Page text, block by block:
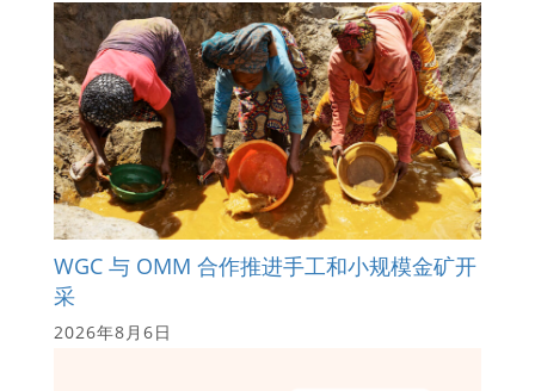
WGC 与 OMM 合作推进手工和小规模金矿开
采
2026年8月6日